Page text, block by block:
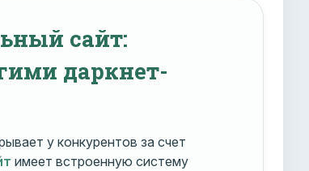
сайт:
даркнет-
у конкурентов за счет
имеет встроенную систему